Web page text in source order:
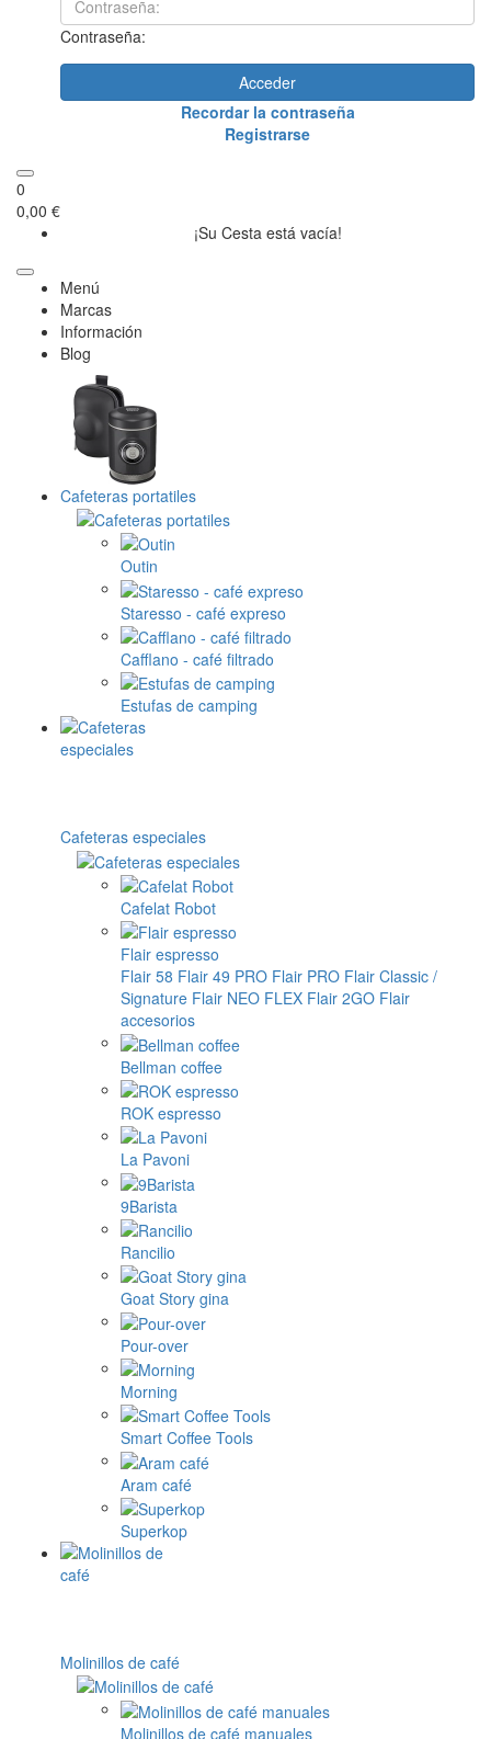
Contraseña:
Acceder
Recordar la contraseña
Registrarse
0
0,00 €
¡Su Cesta está vacía!
Menú
Marcas
Información
Blog
Cafeteras portatiles
Outin
Staresso - café expreso
Cafflano - café filtrado
Estufas de camping
Cafeteras especiales
Cafelat Robot
Flair espresso
Flair 58 Flair 49 PRO Flair PRO Flair Classic /
Signature Flair NEO FLEX Flair 2GO Flair
accesorios
Bellman coffee
ROK espresso
La Pavoni
9Barista
Rancilio
Goat Story gina
Pour-over
Morning
Smart Coffee Tools
Aram café
Superkop
Molinillos de café
Molinillos de café manuales